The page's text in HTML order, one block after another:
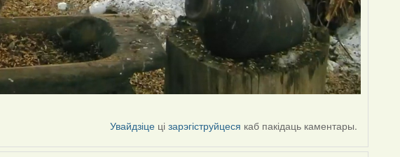
Увайдзіце цізарэгіструйцеся каб пакідаць каментары.